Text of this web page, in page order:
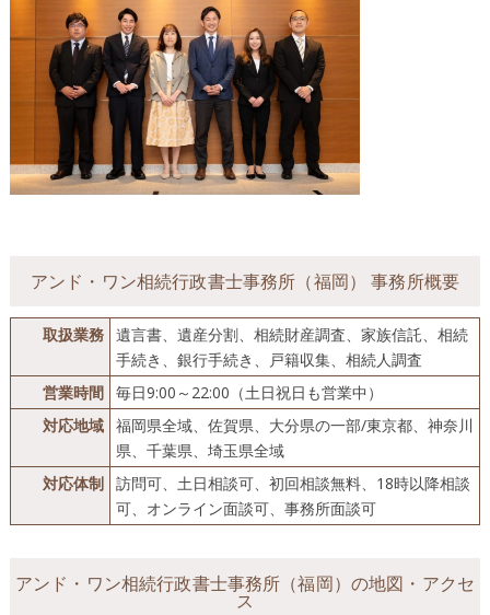
アンド・ワン相続行政書士事務所（福岡） 事務所概要
取扱業務 遺言書、遺産分割、相続財産調査、家族信託、相続
手続き、銀行手続き、戸籍収集、相続人調査
営業時間 毎日9:00～22:00（土日祝日も営業中）
対応地域 福岡県全域、佐賀県、大分県の一部/東京都、神奈川
県、千葉県、埼玉県全域
対応体制 訪問可、土日相談可、初回相談無料、18時以降相談
可、オンライン面談可、事務所面談可
アンド・ワン相続行政書士事務所（福岡）の地図・アクセ
ス